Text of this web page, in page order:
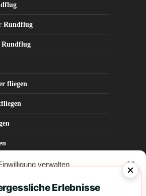
verwalten
zu bieten, verwenden wir Technologien wie Cookies,
und/oder darauf zuzugreifen. Wenn du diesen
Rundflug
Rundflug
fliegen
Erlebnisse